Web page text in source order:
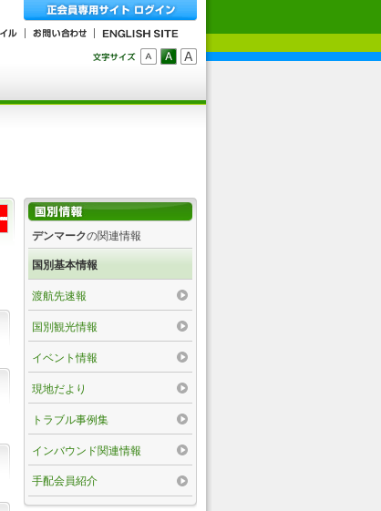
デンマークの関連情報
国別基本情報
渡航先速報
国別観光情報
イベント情報
現地だより
トラブル事例集
インバウンド関連情報
手配会員紹介